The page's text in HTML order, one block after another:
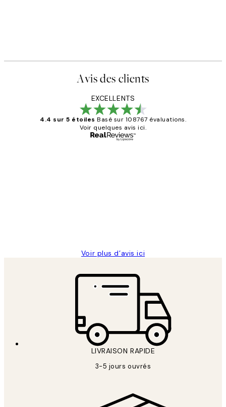
Avis des clients
EXCELLENTS
4.4 sur 5 étoiles Basé sur 108767 évaluations.
Voir quelques avis ici.
Voir plus d’avis ici
LIVRAISON RAPIDE
3-5 jours ouvrés